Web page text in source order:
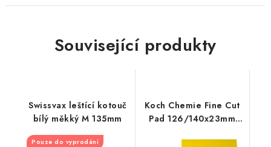
Související produkty
Swissvax leštící kotouč
bílý měkký M 135mm
Pouze do vyprodání
Koch Chemie Fine Cut
Pad 126/140x23mm